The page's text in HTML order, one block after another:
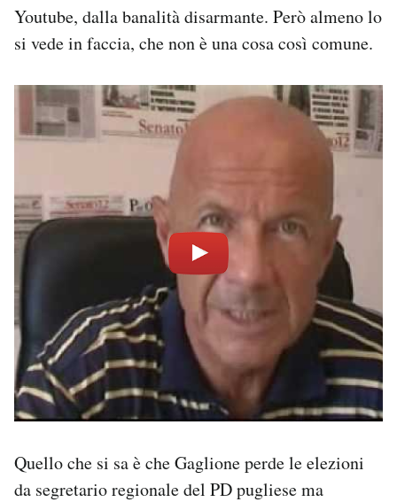
Youtube, dalla banalità disarmante. Però almeno lo
si vede in faccia, che non è una cosa così comune.
Quello che si sa è che Gaglione perde le elezioni
da segretario regionale del PD pugliese ma